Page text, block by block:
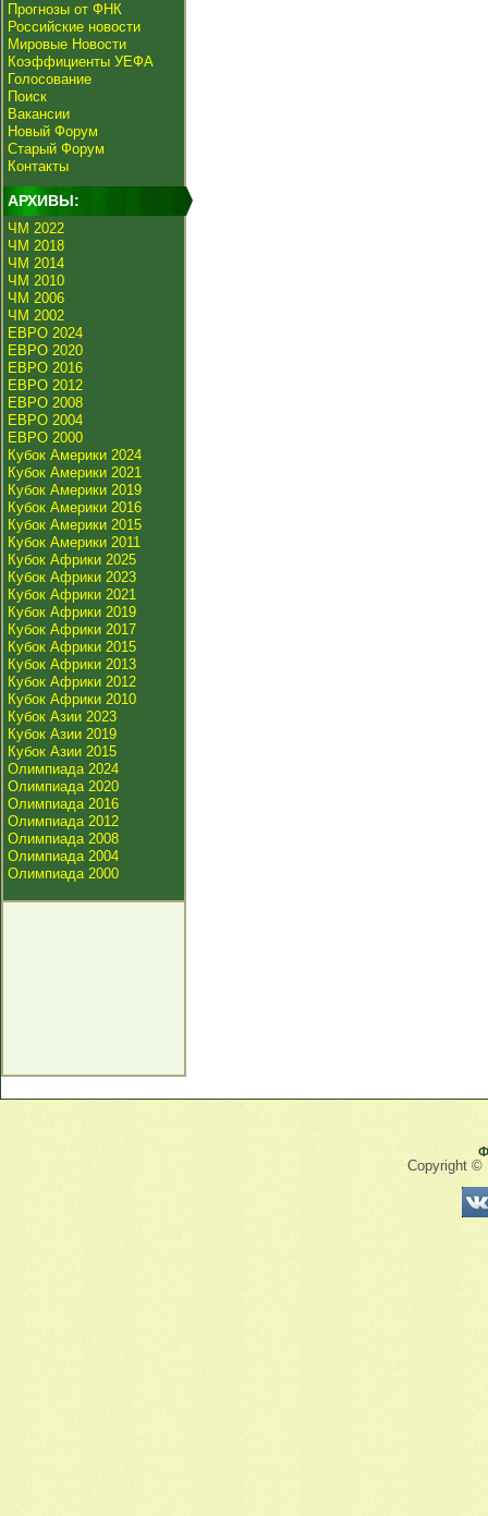
Прогнозы от ФНК
Российские новости
Мировые Новости
Коэффициенты УЕФА
Голосование
Поиск
Вакансии
Новый Форум
Старый Форум
Контакты
АРХИВЫ:
ЧМ 2022
ЧМ 2018
ЧМ 2014
ЧМ 2010
ЧМ 2006
ЧМ 2002
ЕВРО 2024
ЕВРО 2020
ЕВРО 2016
ЕВРО 2012
ЕВРО 2008
ЕВРО 2004
ЕВРО 2000
Кубок Америки 2024
Кубок Америки 2021
Кубок Америки 2019
Кубок Америки 2016
Кубок Америки 2015
Кубок Америки 2011
Кубок Африки 2025
Кубок Африки 2023
Кубок Африки 2021
Кубок Африки 2019
Кубок Африки 2017
Кубок Африки 2015
Кубок Африки 2013
Кубок Африки 2012
Кубок Африки 2010
Кубок Азии 2023
Кубок Азии 2019
Кубок Азии 2015
Олимпиада 2024
Олимпиада 2020
Олимпиада 2016
Олимпиада 2012
Олимпиада 2008
Олимпиада 2004
Олимпиада 2000
Copyright ©